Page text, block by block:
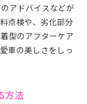
アドバイスなどが
点検や、劣化部分
型のアフターケア
車の美しさをしっ
方法